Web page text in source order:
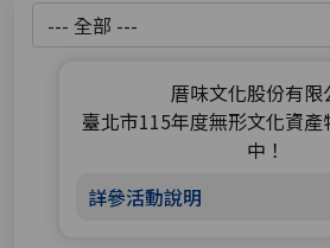
地區選擇
厝味文化股份有限
臺北市115年度無形文化資
中！
詳參活動說明